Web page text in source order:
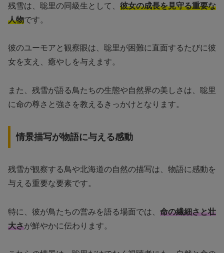
残雪は、聡里の同級生として、 彼女の成長を見守る重要な
人物です。
彼のユーモアと観察眼は、聡里が困難に直面するたびに彼
女を支え、癒やしを与えます。
また、残雪が語る鳥たちの生態や自然界の美しさは、聡里
に命の尊さと強さを教えるきっかけとなります。
情景描写が物語に与える感動
残雪が観察する鳥や北海道の自然の描写は、物語に感動を
与える重要な要素です。
特に、彼が鳥たちの営みを語る場面では、 命の繊細さと壮
大さが鮮やかに伝わります。